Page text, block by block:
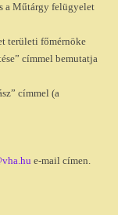
a Műtárgy felügyelet
területi főmérnöke
címmel bemutatja
címmel (a
e-mail címen.